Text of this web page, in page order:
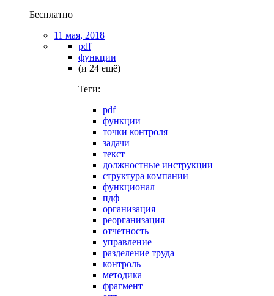
Бесплатно
11 мая, 2018
pdf
функции
(и 24 ещё)
Теги:
pdf
функции
точки контроля
задачи
текст
должностные инструкции
структура компании
функционал
пдф
организация
реорганизация
отчетность
управление
разделение труда
контроль
методика
фрагмент